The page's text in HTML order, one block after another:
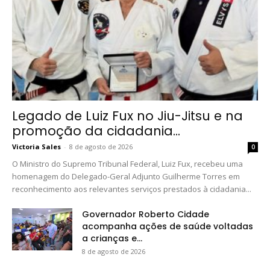
Legado de Luiz Fux no Jiu-Jitsu e na
promoção da cidadania...
Victoria Sales - 8 de agosto de 2026 0
O Ministro do Supremo Tribunal Federal, Luiz Fux, recebeu uma
homenagem do Delegado-Geral Adjunto Guilherme Torres em
reconhecimento aos relevantes serviços prestados à cidadania...
Governador Roberto Cidade
acompanha ações de saúde voltadas
a crianças e...
8 de agosto de 2026